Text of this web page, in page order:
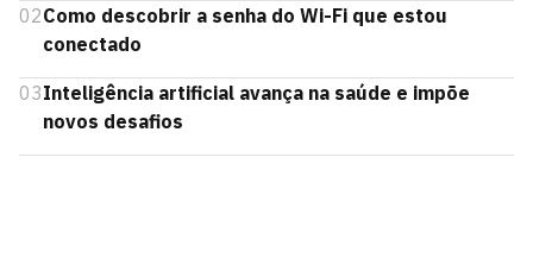
02Como descobrir a senha do Wi-Fi que estou
conectado
03Inteligência artificial avança na saúde e impõe
novos desafios